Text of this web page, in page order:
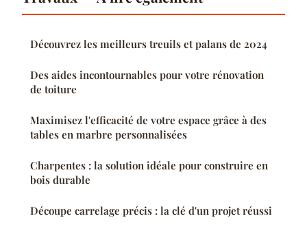
Découvrez les meilleurs treuils et palans de 2024
Des aides incontournables pour votre rénovation
de toiture
Maximisez l'efficacité de votre espace grâce à des
tables en marbre personnalisées
Charpentes : la solution idéale pour construire en
bois durable
Découpe carrelage précis : la clé d'un projet réussi